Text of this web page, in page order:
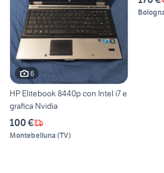
6
HP Elitebook 8440p con Intel i7 e
grafica Nvidia
100 €
Montebelluna (TV)